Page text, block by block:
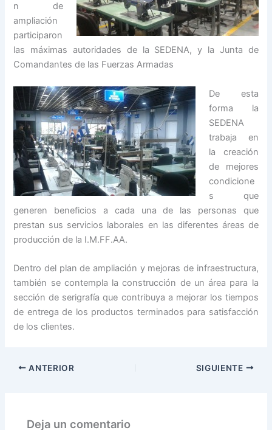
n de
ampliación
participaron
las máximas autoridades de la SEDENA, y la Junta de
Comandantes de las Fuerzas Armadas
De esta
forma la
SEDENA
trabaja en
la creación
de mejores
condicione
s que
generen beneficios a cada una de las personas que
prestan sus servicios laborales en las diferentes áreas de
producción de la I.M.FF.AA.
Dentro del plan de ampliación y mejoras de infraestructura,
también se contempla la construcción de un área para la
sección de serigrafía que contribuya a mejorar los tiempos
de entrega de los productos terminados para satisfacción
de los clientes.
ANTERIOR SIGUIENTE
Deja un comentario